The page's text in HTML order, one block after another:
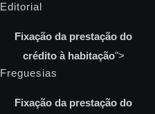
Editorial
Fixação da prestação do
crédito à habitação">
Freguesias
Fixação da prestação do